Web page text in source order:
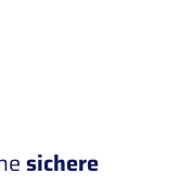
sichere